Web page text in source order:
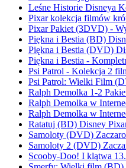
Leśne Historie Disneya
Pixar kolekcja filmów
Pixar Pakiet (3DVD) -
Piękna i Bestia (BD)
Piękna i Bestia (DVD)
Piękna i Bestia -
Psi Patrol - Kolekcja 2
Psi Patrol: Wielki Film
Ralph Demolka 1-2
Ralph Demolka w
Ralph Demolka w
Ratatuj (BD) Disney
Samoloty (DVD)
Samoloty 2 (DVD)
Scooby-Doo! I klątwa